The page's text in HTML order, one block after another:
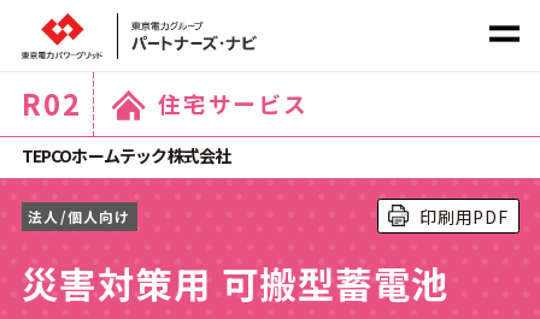
社会課題から探す
から探す
R02 住宅サービス
TEPCOホームテック株式会社
法人/個人向け 印刷用PDF
災害対策用 可搬型蓄電池